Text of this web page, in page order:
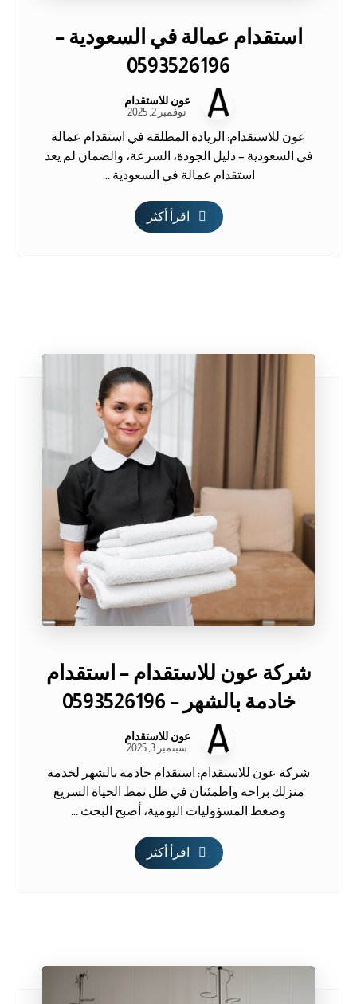
استقدام عمالة في السعودية –
0593526196
عون للاستقدام
نوفمبر 2, 2025
عون للاستقدام: الريادة المطلقة في استقدام عمالة
في السعودية – دليل الجودة، السرعة، والضمان لم يعد
استقدام عمالة في السعودية ...
اقرأ أكثر
شركة عون للاستقدام – استقدام
خادمة بالشهر – 0593526196
عون للاستقدام
سبتمبر 3, 2025
شركة عون للاستقدام: استقدام خادمة بالشهر لخدمة
منزلك براحة واطمئنان في ظل نمط الحياة السريع
وضغط المسؤوليات اليومية، أصبح البحث ...
اقرأ أكثر